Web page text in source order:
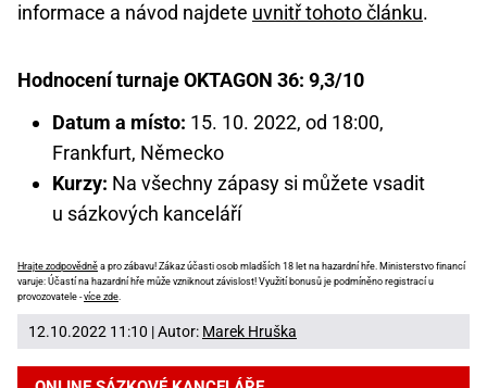
informace a návod najdete uvnitř tohoto článku.
Hodnocení turnaje OKTAGON 36: 9,3/10
Datum a místo: 15. 10. 2022, od 18:00,
Frankfurt, Německo
Kurzy: Na všechny zápasy si můžete vsadit
u sázkových kanceláří
Hrajte zodpovědně a pro zábavu! Zákaz účasti osob mladších 18 let na hazardní hře. Ministerstvo financí
varuje: Účastí na hazardní hře může vzniknout závislost! Využití bonusů je podmíněno registrací u
provozovatele -více zde.
12.10.2022 11:10 | Autor: Marek Hruška